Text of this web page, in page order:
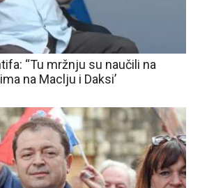
“Tu mržnju su naučili na
na Maclju i Daksi’